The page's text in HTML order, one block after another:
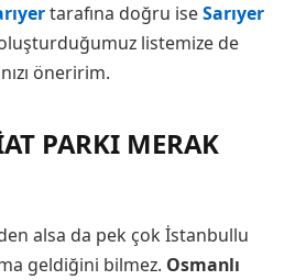
tarafına doğru iseSarıyer
listemize de
öneririm.
PARKI MERAK
alsa da pek çok İstanbullu
geldiğini bilmez. Osmanlı